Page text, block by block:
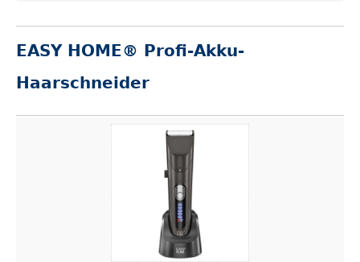
EASY HOME® Profi-Akku-
Haarschneider